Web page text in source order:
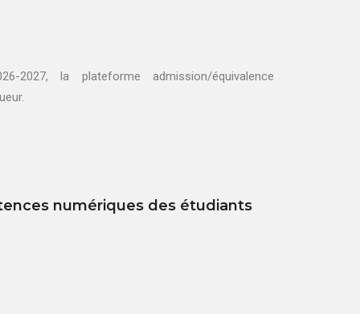
la plateforme admission/équivalence
numériques des étudiants